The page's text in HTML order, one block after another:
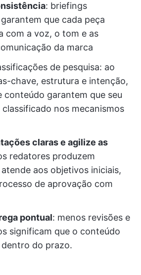
: briefings
que cada peça
com a voz, o tom e as
da marca
de pesquisa: ao
chave, estrutura e intenção,
conteúdo garantem que seu
nos mecanismos
claras e agilize as
redatores produzem
aos objetivos iniciais,
de aprovação com
pontual: menos revisões e
significam que o conteúdo
do prazo.